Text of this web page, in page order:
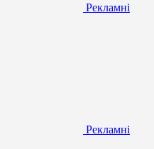
Рекламні
Рекламні